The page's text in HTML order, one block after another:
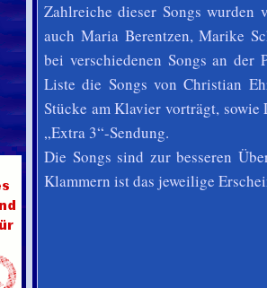
Zahlreiche dieser Songs wurden
auch Maria Berentzen, Marike
bei verschiedenen Songs an
Liste die Songs von Christian
Stücke am Klavier vorträgt,
„Extra 3“-Sendung.
Die Songs sind zur besseren
Klammern ist das jeweilige